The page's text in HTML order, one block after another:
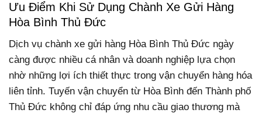
Ưu Điểm Khi Sử Dụng Chành Xe Gửi Hàng
Hòa Bình Thủ Đức
Dịch vụ chành xe gửi hàng Hòa Bình Thủ Đức ngày
càng được nhiều cá nhân và doanh nghiệp lựa chọn
nhờ những lợi ích thiết thực trong vận chuyển hàng hóa
liên tỉnh. Tuyến vận chuyển từ Hòa Bình đến Thành phố
Thủ Đức không chỉ đáp ứng nhu cầu giao thương mà